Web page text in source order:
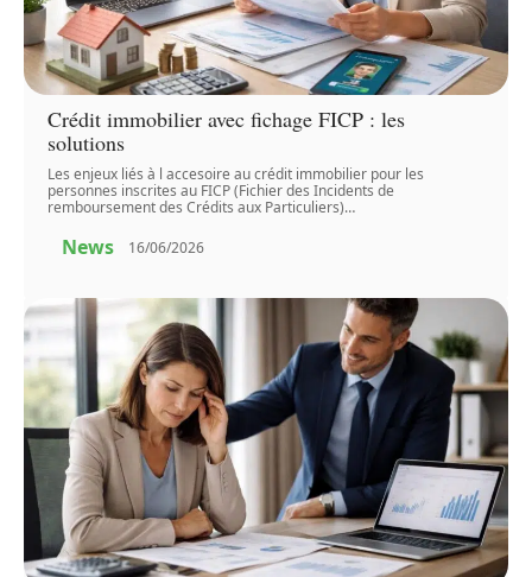
Crédit immobilier avec fichage FICP : les
solutions
Les enjeux liés à l accesoire au crédit immobilier pour les
personnes inscrites au FICP (Fichier des Incidents de
remboursement des Crédits aux Particuliers)…
News 16/06/2026